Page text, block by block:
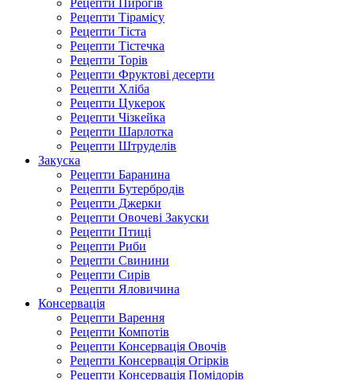
Рецепти Тірамісу
Рецепти Тіста
Рецепти Тістечка
Рецепти Торів
Рецепти Фруктові десерти
Рецепти Хліба
Рецепти Цукерок
Рецепти Чізкейка
Рецепти Шарлотка
Рецепти Штруделів
Закуска
Рецепти Баранина
Рецепти Бутербродів
Рецепти Джерки
Рецепти Овочеві Закуски
Рецепти Птиці
Рецепти Риби
Рецепти Свинини
Рецепти Сирів
Рецепти Яловичина
Консервація
Рецепти Варення
Рецепти Компотів
Рецепти Консервація Овочів
Рецепти Консервація Огірків
Рецепти Консервація Помідорів